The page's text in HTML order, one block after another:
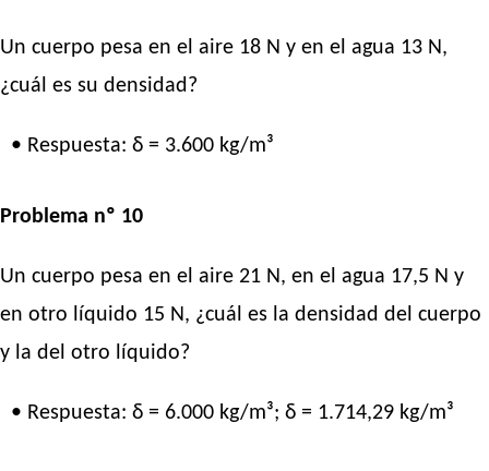
Un cuerpo pesa en el aire 18 N y en el agua 13 N,
¿cuál es su densidad?
• Respuesta: δ = 3.600 kg/m³
Problema nº 10
Un cuerpo pesa en el aire 21 N, en el agua 17,5 N y
en otro líquido 15 N, ¿cuál es la densidad del cuerpo
y la del otro líquido?
• Respuesta: δ = 6.000 kg/m³; δ = 1.714,29 kg/m³